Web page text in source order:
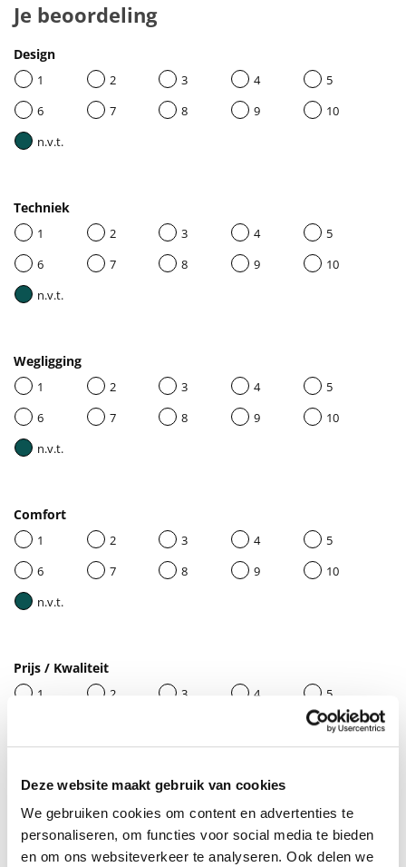
Deze website maakt gebruik van cookies
We gebruiken cookies om content en advertenties te
personaliseren, om functies voor social media te bieden
en om ons websiteverkeer te analyseren. Ook delen we
Je beoordeling
Design
1 2 3 4
5
6
7 8 9
10
n.v.t.
Techniek
1 2 3 4
5
6
7 8 9
10
n.v.t.
Wegligging
1 2 3 4
5
6
7 8 9
10
n.v.t.
Comfort
1 2 3 4
5
6
7 8 9
10
n.v.t.
Prijs / Kwaliteit
1 2 3 4
5
10
Geef je beoordeling een titel